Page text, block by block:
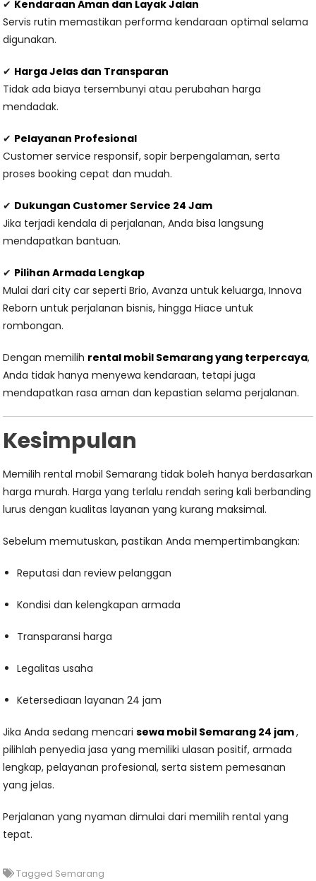
✔ Kendaraan Aman dan Layak Jalan
Servis rutin memastikan performa kendaraan optimal selama
digunakan.
✔ Harga Jelas dan Transparan
Tidak ada biaya tersembunyi atau perubahan harga
mendadak.
✔ Pelayanan Profesional
Customer service responsif, sopir berpengalaman, serta
proses booking cepat dan mudah.
✔ Dukungan Customer Service 24 Jam
Jika terjadi kendala di perjalanan, Anda bisa langsung
mendapatkan bantuan.
✔ Pilihan Armada Lengkap
Mulai dari city car seperti Brio, Avanza untuk keluarga, Innova
Reborn untuk perjalanan bisnis, hingga Hiace untuk
rombongan.
Dengan memilih rental mobil Semarang yang terpercaya,
Anda tidak hanya menyewa kendaraan, tetapi juga
mendapatkan rasa aman dan kepastian selama perjalanan.
Kesimpulan
Memilih rental mobil Semarang tidak boleh hanya berdasarkan
harga murah. Harga yang terlalu rendah sering kali berbanding
lurus dengan kualitas layanan yang kurang maksimal.
Sebelum memutuskan, pastikan Anda mempertimbangkan:
Reputasi dan review pelanggan
Kondisi dan kelengkapan armada
Transparansi harga
Legalitas usaha
Ketersediaan layanan 24 jam
Jika Anda sedang mencari sewa mobil Semarang 24 jam,
pilihlah penyedia jasa yang memiliki ulasan positif, armada
lengkap, pelayanan profesional, serta sistem pemesanan
yang jelas.
Perjalanan yang nyaman dimulai dari memilih rental yang
tepat.
Tagged Semarang